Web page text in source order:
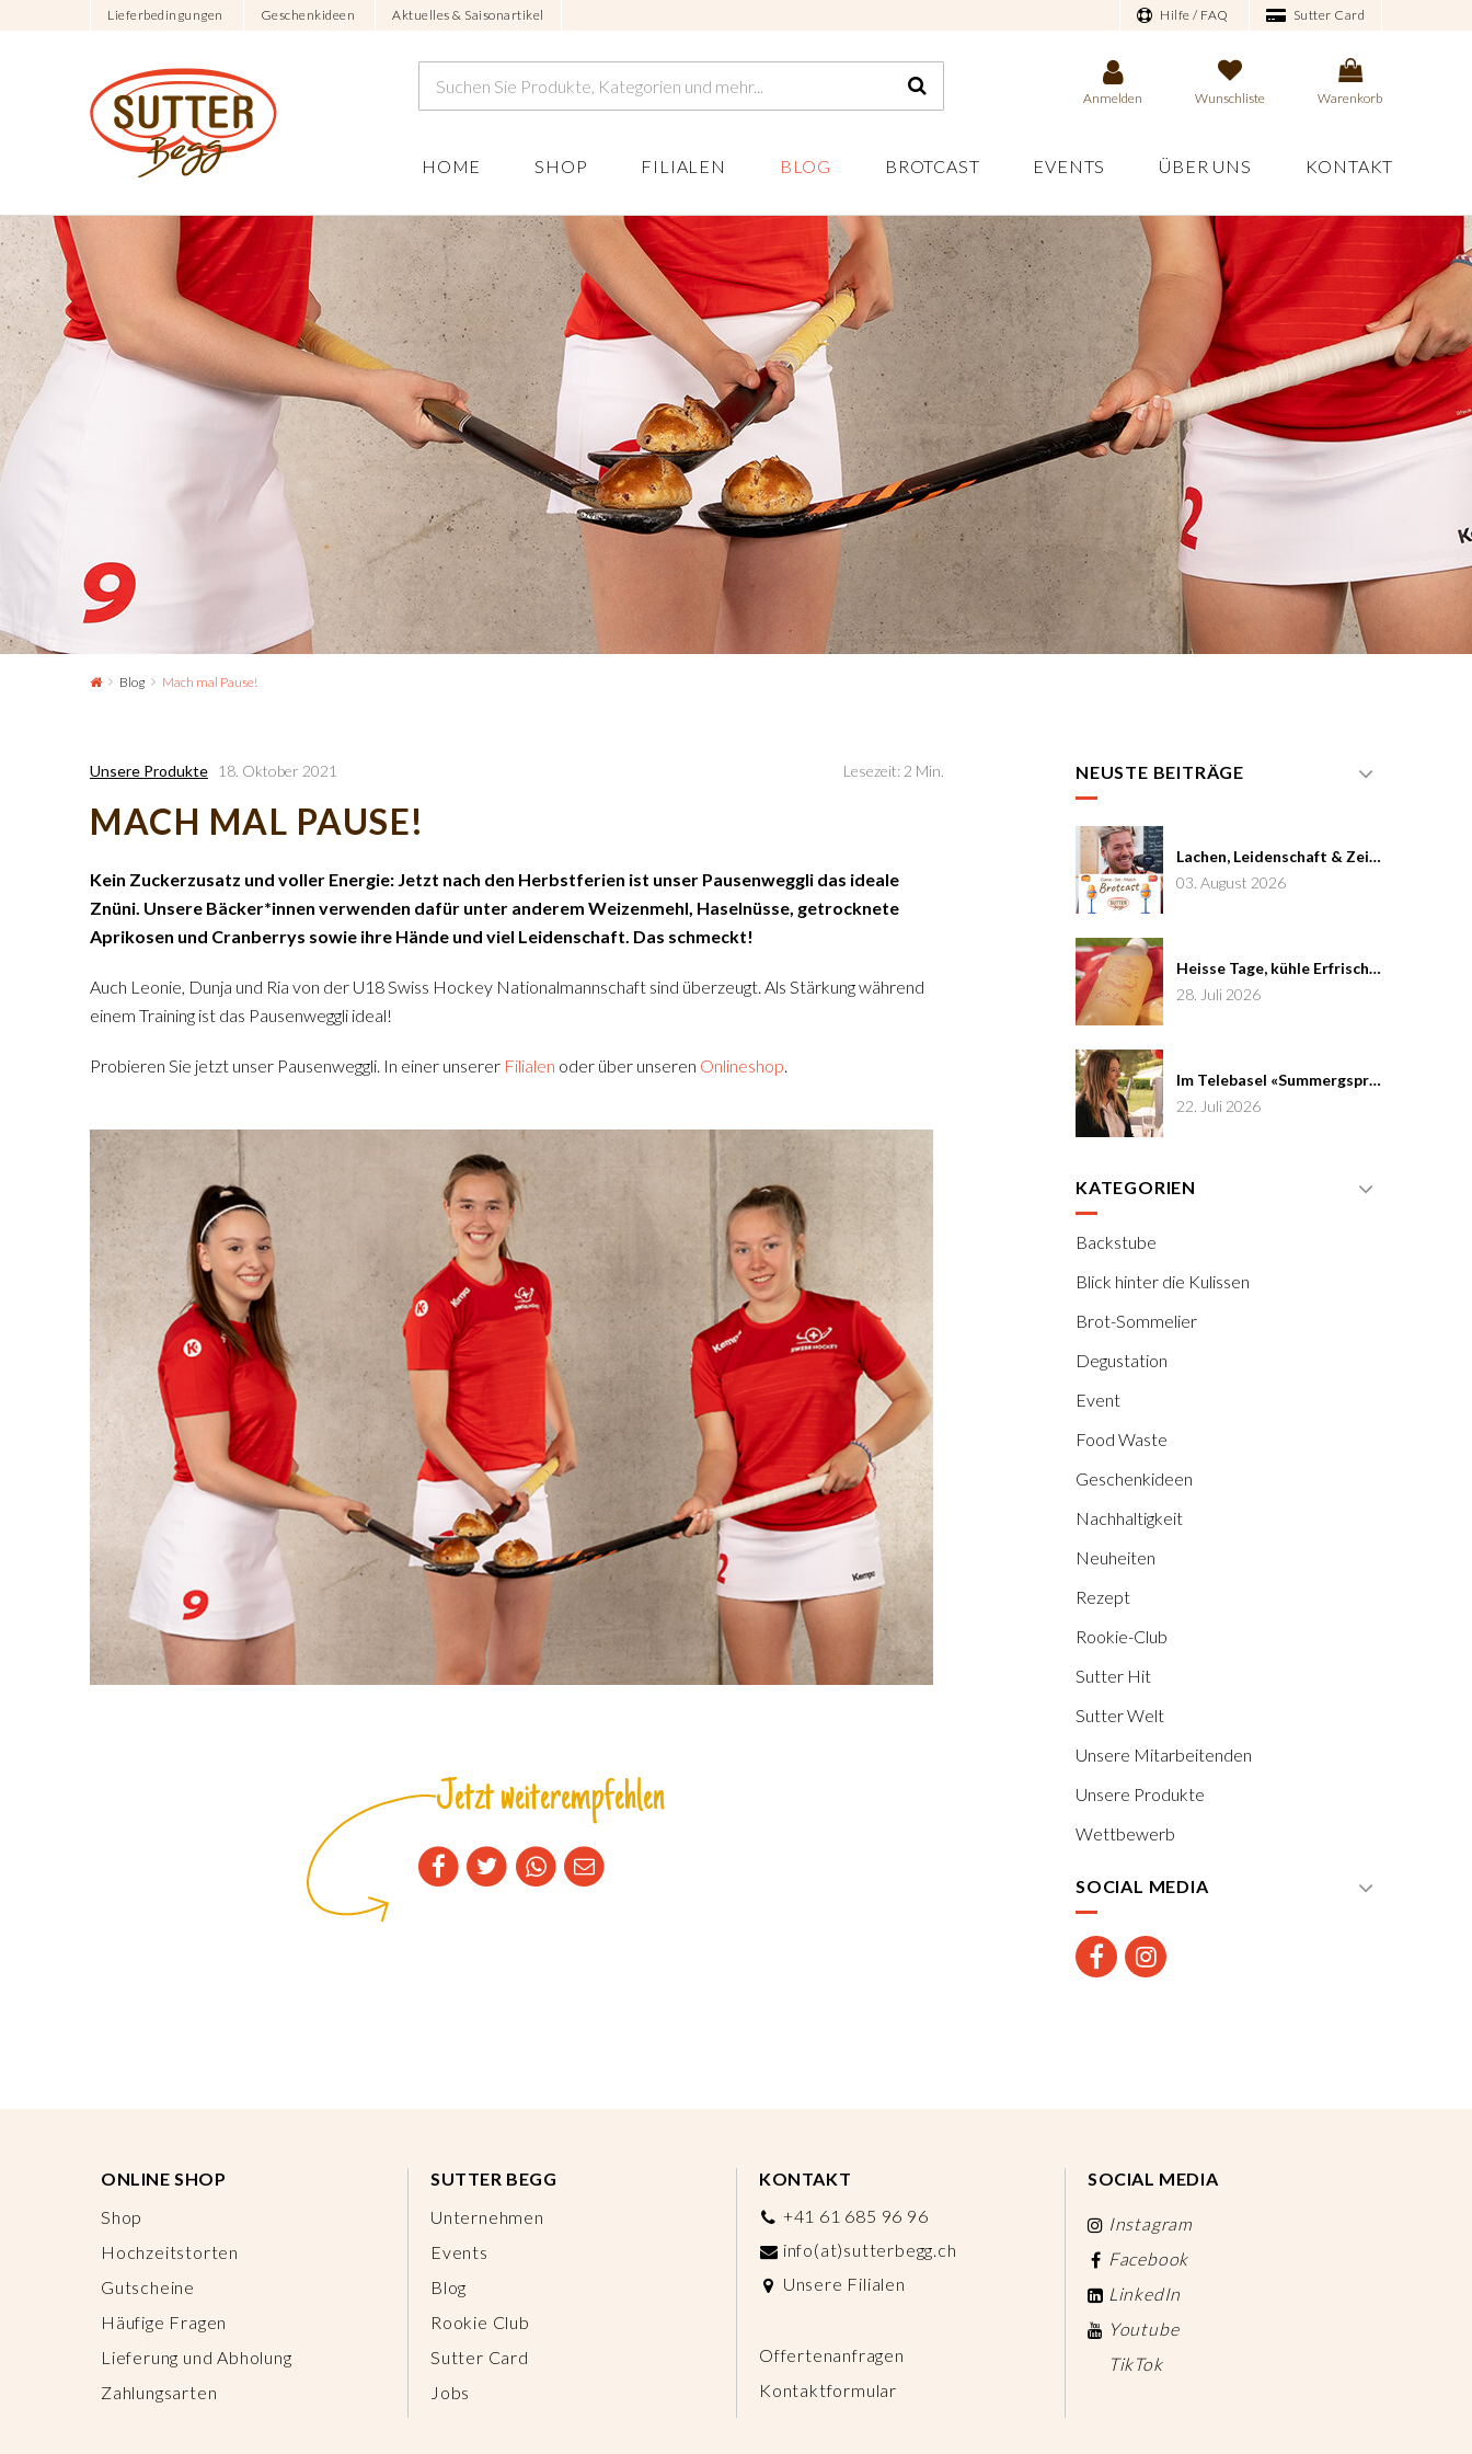
Lieferbedingungen Geschenkideen Aktuelles & Saisonartikel Hilfe / FAQ Sutter Card
Anmelden Wunschliste Warenkorb
HOME SHOP FILIALEN BLOG BROTCAST EVENTS ÜBER UNS KONTAKT
Blog Mach mal Pause!
Unsere Produkte 18. Oktober 2021 Lesezeit: 2 Min.
MACH MAL PAUSE!
Kein Zuckerzusatz und voller Energie: Jetzt nach den Herbstferien ist unser Pausenweggli das ideale
Znüni. Unsere Bäcker*innen verwenden dafür unter anderem Weizenmehl, Haselnüsse, getrocknete
Aprikosen und Cranberrys sowie ihre Hände und viel Leidenschaft. Das schmeckt!
Auch Leonie, Dunja und Ria von der U18 Swiss Hockey Nationalmannschaft sind überzeugt. Als Stärkung während
einem Training ist das Pausenweggli ideal!
Probieren Sie jetzt unser Pausenweggli. In einer unserer Filialen oder über unseren Onlineshop.
Jetzt weiterempfehlen
NEUSTE BEITRÄGE
Lachen, Leidenschaft & Zeit: Joël von Mutzenbecher im Brotcast #7
03. August 2026
Heisse Tage, kühle Erfrischung
28. Juli 2026
Im Telebasel «Summergspröch» zu Gast
22. Juli 2026
KATEGORIEN
Backstube
Blick hinter die Kulissen
Brot-Sommelier
Degustation
Event
Food Waste
Geschenkideen
Nachhaltigkeit
Neuheiten
Rezept
Rookie-Club
Sutter Hit
Sutter Welt
Unsere Mitarbeitenden
Unsere Produkte
Wettbewerb
SOCIAL MEDIA
ONLINE SHOP
Shop
Hochzeitstorten
Gutscheine
Häufige Fragen
Lieferung und Abholung
Zahlungsarten
SUTTER BEGG
Unternehmen
Events
Blog
Rookie Club
Sutter Card
Jobs
KONTAKT
+41 61 685 96 96
info(at)sutterbegg.ch
Unsere Filialen
Offertenanfragen
Kontaktformular
SOCIAL MEDIA
Instagram
Facebook
LinkedIn
Youtube
TikTok